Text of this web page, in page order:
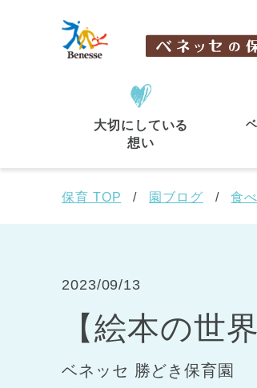
大切にしている
想い
住所・駅名 から探
都道府県
東京都 東京都
保育 TOP 園ブログ 食
2023/09/13
【絵本の世
ベネッセ 勝どき保育園